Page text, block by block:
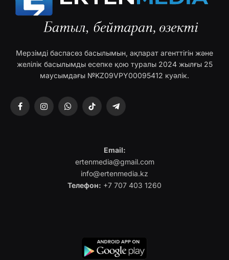
Мерзімді баспасөз басылымын, ақпарат агенттігін және
желілік басылымды есепке қою туралы 2024 жылғы 25
маусымдағы №KZ09VPY00095412 куәлік.
FacebookInstagramWhatsAppTikTok Telegram
Email:
ertenmedia@gmail.com
info@ertenmedia.kz
Телефон: +7 707 403 1260